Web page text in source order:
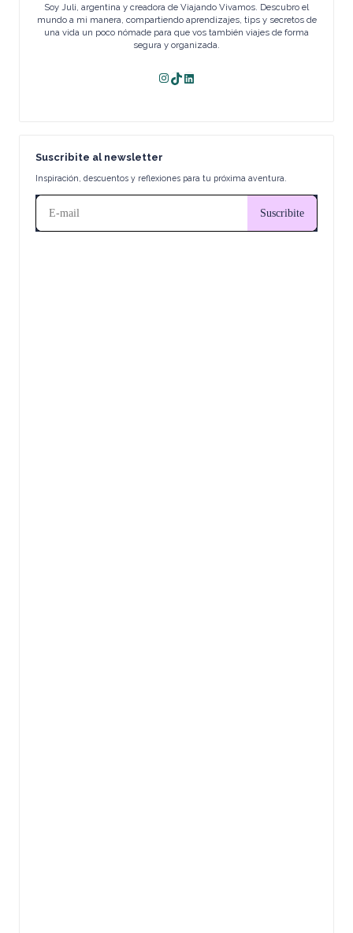
Soy Juli, argentina y creadora de Viajando Vivamos. Descubro el
mundo a mi manera, compartiendo aprendizajes, tips y secretos de
una vida un poco nómade para que vos también viajes de forma
segura y organizada.
Instagram
TikTokLinkedIn
Suscribite al newsletter
Inspiración, descuentos y reflexiones para tu próxima aventura.